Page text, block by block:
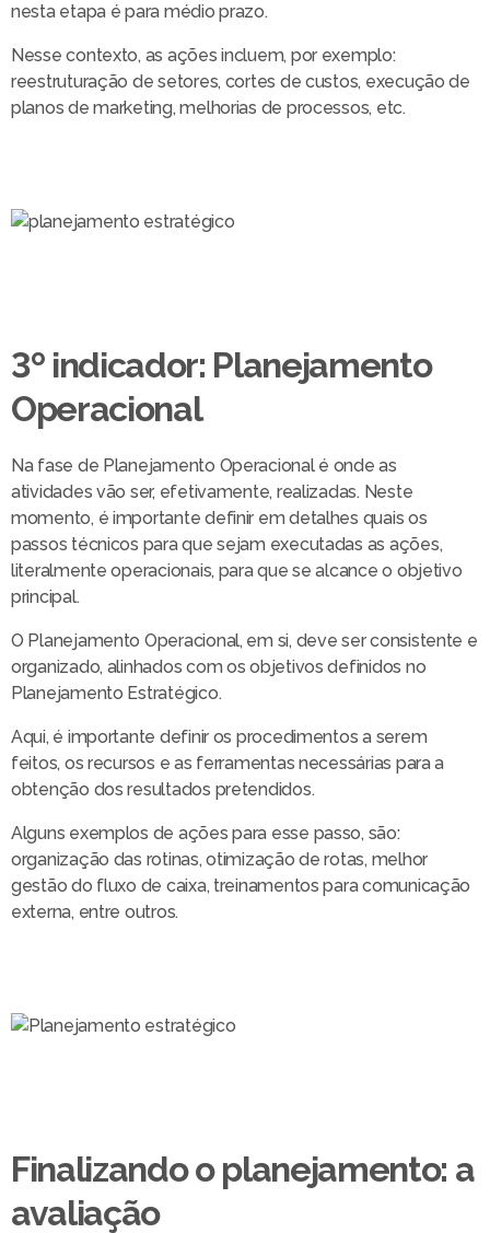
nesta etapa é para médio prazo.
Nesse contexto, as ações incluem, por exemplo:
reestruturação de setores, cortes de custos, execução de
planos de marketing, melhorias de processos, etc.
3º indicador: Planejamento
Operacional
Na fase de Planejamento Operacional é onde as
atividades vão ser, efetivamente, realizadas. Neste
momento, é importante definir em detalhes quais os
passos técnicos para que sejam executadas as ações,
literalmente operacionais, para que se alcance o objetivo
principal.
O Planejamento Operacional, em si, deve ser consistente e
organizado, alinhados com os objetivos definidos no
Planejamento Estratégico.
Aqui, é importante definir os procedimentos a serem
feitos, os recursos e as ferramentas necessárias para a
obtenção dos resultados pretendidos.
Alguns exemplos de ações para esse passo, são:
organização das rotinas, otimização de rotas, melhor
gestão do fluxo de caixa, treinamentos para comunicação
externa, entre outros.
Finalizando o planejamento: a
avaliação